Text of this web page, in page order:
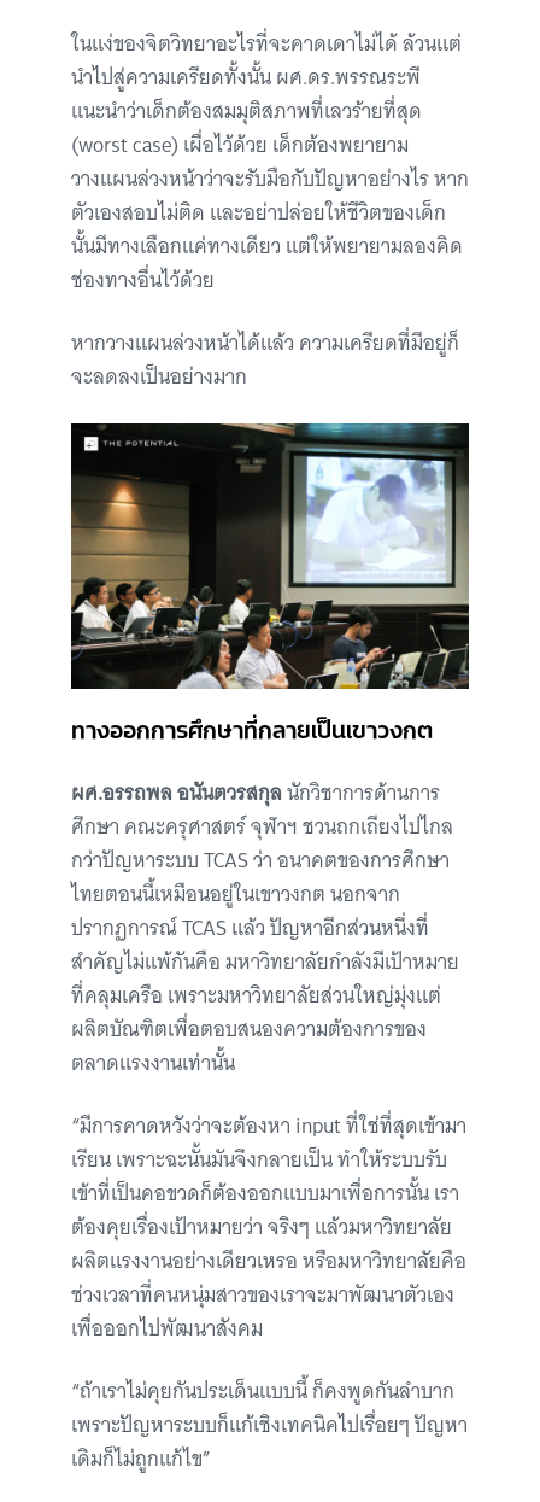
ในแง่ของจิตวิทยาอะไรที่จะคาดเดาไม่ได้ ล้วนแต่
นำไปสู่ความเครียดทั้งนั้น ผศ.ดร.พรรณระพี
แนะนำว่าเด็กต้องสมมุติสภาพที่เลวร้ายที่สุด
(worst case) เผื่อไว้ด้วย เด็กต้องพยายาม
วางแผนล่วงหน้าว่าจะรับมือกับปัญหาอย่างไร หาก
ตัวเองสอบไม่ติด และอย่าปล่อยให้ชีวิตของเด็ก
นั้นมีทางเลือกแค่ทางเดียว แต่ให้พยายามลองคิด
ช่องทางอื่นไว้ด้วย
หากวางแผนล่วงหน้าได้แล้ว ความเครียดที่มีอยู่ก็
จะลดลงเป็นอย่างมาก
ทางออกการศึกษาที่กลายเป็นเขาวงกต
ผศ.อรรถพล อนันตวรสกุลนักวิชาการด้านการ
ศึกษา คณะครุศาสตร์ จุฬาฯ ชวนถกเถียงไปไกล
กว่าปัญหาระบบ TCAS ว่า อนาคตของการศึกษา
ไทยตอนนี้เหมือนอยู่ในเขาวงกต นอกจาก
ปรากฏการณ์ TCAS แล้ว ปัญหาอีกส่วนหนึ่งที่
สำคัญไม่แพ้กันคือ มหาวิทยาลัยกำลังมีเป้าหมาย
ที่คลุมเครือ เพราะมหาวิทยาลัยส่วนใหญ่มุ่งแต่
ผลิตบัณฑิตเพื่อตอบสนองความต้องการของ
ตลาดแรงงานเท่านั้น
“มีการคาดหวังว่าจะต้องหา input ที่ใช่ที่สุดเข้ามา
เรียน เพราะฉะนั้นมันจึงกลายเป็น ทำให้ระบบรับ
เข้าที่เป็นคอขวดก็ต้องออกแบบมาเพื่อการนั้น เรา
ต้องคุยเรื่องเป้าหมายว่า จริงๆ แล้วมหาวิทยาลัย
ผลิตแรงงานอย่างเดียวเหรอ หรือมหาวิทยาลัยคือ
ช่วงเวลาที่คนหนุ่มสาวของเราจะมาพัฒนาตัวเอง
เพื่อออกไปพัฒนาสังคม
“ถ้าเราไม่คุยกันประเด็นแบบนี้ ก็คงพูดกันลำบาก
เพราะปัญหาระบบก็แก้เชิงเทคนิคไปเรื่อยๆ ปัญหา
เดิมก็ไม่ถูกแก้ไข”